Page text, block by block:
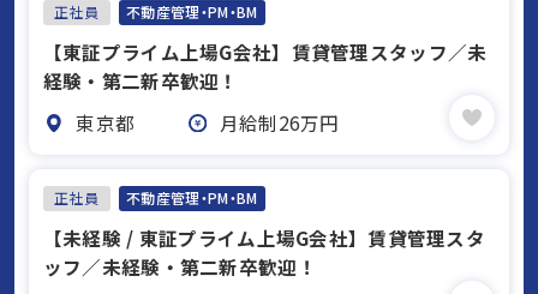
正社員 不動産管理・PM・BM
【東証プライム上場G会社】賃貸管理スタッフ／未
経験・第二新卒歓迎！
東京都
月給制26万円
正社員 不動産管理・PM・BM
【未経験 / 東証プライム上場G会社】賃貸管理スタ
ッフ／未経験・第二新卒歓迎！